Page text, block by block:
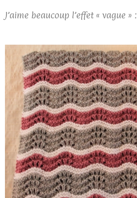
J’aime beaucoup l’effet « vague » :